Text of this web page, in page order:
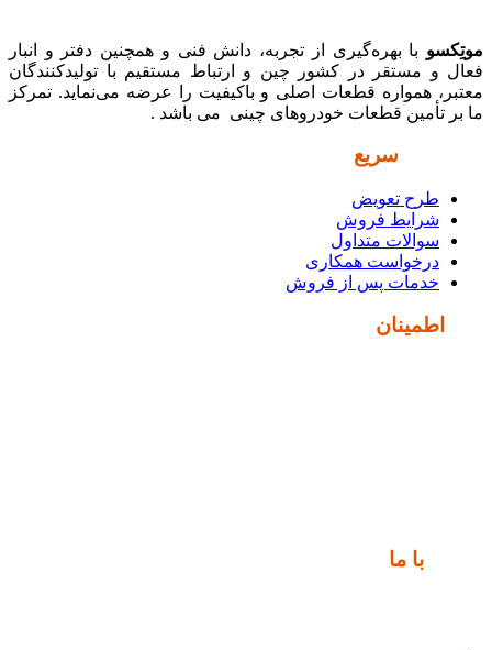
موتِکسو با بهره‌گیری از تجربه، دانش فنی و همچنین دفتر و انبار
فعال و مستقر در کشور چین و ارتباط مستقیم با تولیدکنندگان
معتبر، همواره قطعات اصلی و باکیفیت را عرضه می‌نماید. تمرکز
ما بر تأمین قطعات خودروهای چینی می باشد .
سریع
طرح تعویض
شرایط فروش
سوالات متداول
درخواست همکاری
خدمات پس از فروش
اطمینان
با ما